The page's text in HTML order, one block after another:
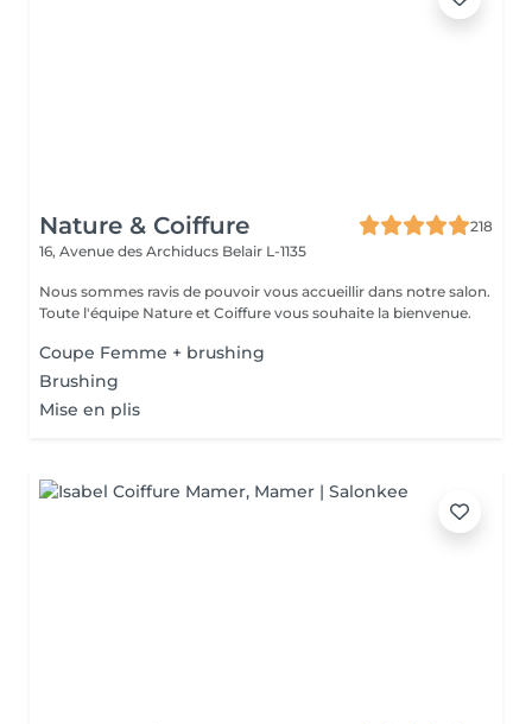
Nature & Coiffure
218
16, Avenue des Archiducs Belair L-1135
Nous sommes ravis de pouvoir vous accueillir dans notre salon.
Toute l'équipe Nature et Coiffure vous souhaite la bienvenue.
Coupe Femme + brushing
Brushing
Mise en plis